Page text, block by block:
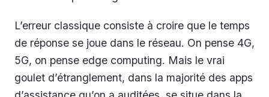
L’erreur classique consiste à croire que le temps
de réponse se joue dans le réseau. On pense 4G,
5G, on pense edge computing. Mais le vrai
goulet d’étranglement, dans la majorité des apps